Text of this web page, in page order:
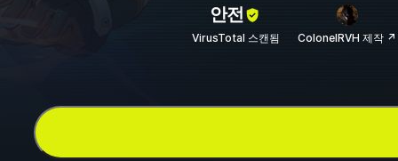
안전
VirusTotal 스캔됨 ColonelRVH 제작 ↗